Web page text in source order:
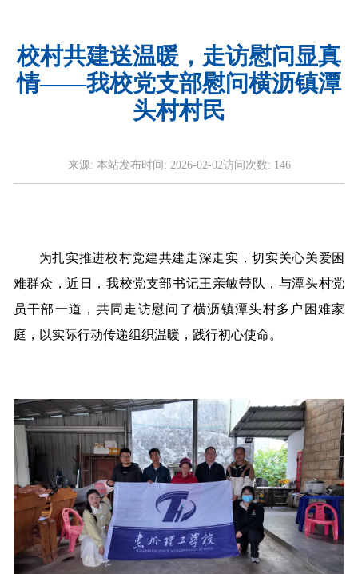
校村共建送温暖，走访慰问显真
情——我校党支部慰问横沥镇潭
头村村民
来源: 本站发布时间: 2026-02-02访问次数: 146
为扎实推进校村党建共建走深走实，切实关心关爱困
难群众，近日，我校党支部书记王亲敏带队，与潭头村党
员干部一道，共同走访慰问了横沥镇潭头村多户困难家
庭，以实际行动传递组织温暖，践行初心使命。